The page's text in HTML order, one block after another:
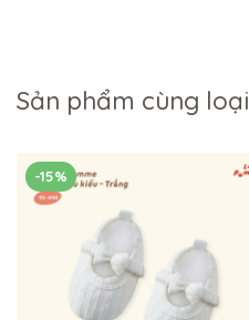
Sản phẩm cùng loại
-15%